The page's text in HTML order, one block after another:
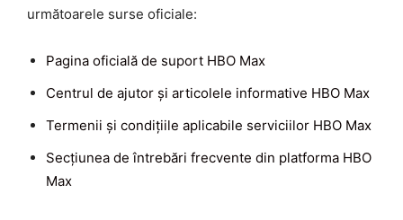
următoarele surse oficiale:
Pagina oficială de suport HBO Max
Centrul de ajutor și articolele informative HBO Max
Termenii și condițiile aplicabile serviciilor HBO Max
Secțiunea de întrebări frecvente din platforma HBO
Max